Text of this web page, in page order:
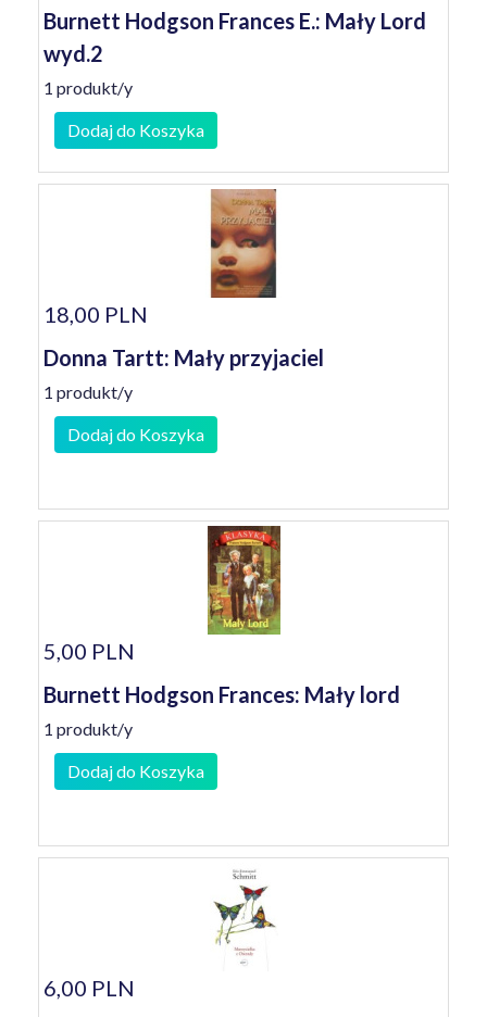
Burnett Hodgson Frances E.: Mały Lord
wyd.2
1 produkt/y
Dodaj do Koszyka
18,00 PLN
Donna Tartt: Mały przyjaciel
1 produkt/y
Dodaj do Koszyka
5,00 PLN
Burnett Hodgson Frances: Mały lord
1 produkt/y
Dodaj do Koszyka
6,00 PLN